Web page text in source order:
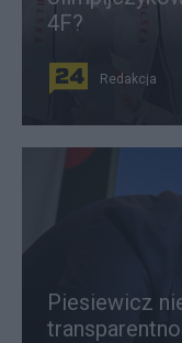
4F?
Redakcja
Piesiewicz